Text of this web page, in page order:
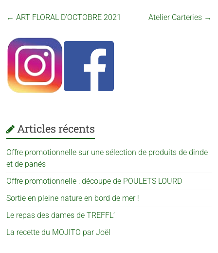
← ART FLORAL D’OCTOBRE 2021 Atelier Carteries →
Articles récents
Offre promotionnelle sur une sélection de produits de dinde
et de panés
Offre promotionnelle : découpe de POULETS LOURD
Sortie en pleine nature en bord de mer !
Le repas des dames de TREFFL’
La recette du MOJITO par Joël